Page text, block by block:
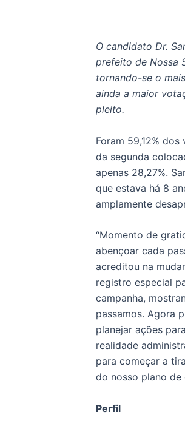
O candidato Dr.
prefeito de Nossa
tornando-se o
ainda a maior
pleito.
Foram 59,12%
da segunda
apenas 28,27%.
que estava há 8
amplamente
“Momento de
abençoar cada
acreditou na
registro especial
campanha,
passamos. Agora
planejar ações
realidade
para começar a
do nosso plano de
Perfil